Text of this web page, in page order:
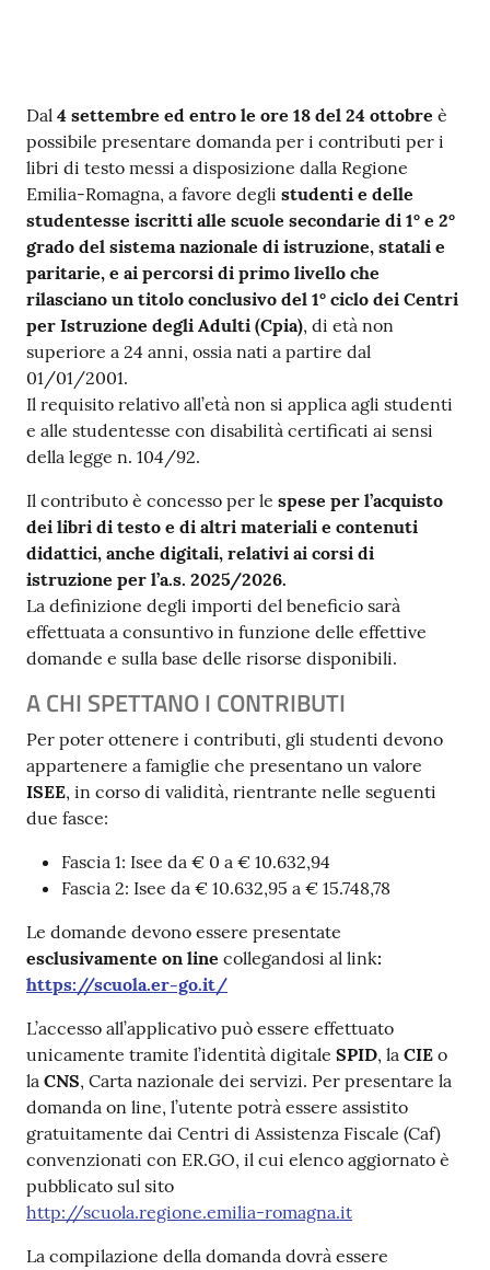
Contenuto
Dal 4 settembre ed entro le ore 18 del 24 ottobre è
possibile presentare domanda per i contributi per i
libri di testo messi a disposizione dalla Regione
Emilia-Romagna, a favore degli studenti e delle
studentesse iscritti alle scuole secondarie di 1° e 2°
grado del sistema nazionale di istruzione, statali e
paritarie, e ai percorsi di primo livello che
rilasciano un titolo conclusivo del 1° ciclo dei Centri
per Istruzione degli Adulti (Cpia), di età non
superiore a 24 anni, ossia nati a partire dal
01/01/2001.
Il requisito relativo all’età non si applica agli studenti
e alle studentesse con disabilità certificati ai sensi
della legge n. 104/92.
Il contributo è concesso per le spese per l’acquisto
dei libri di testo e di altri materiali e contenuti
didattici, anche digitali, relativi ai corsi di
istruzione per l’a.s. 2025/2026.
La definizione degli importi del beneficio sarà
effettuata a consuntivo in funzione delle effettive
domande e sulla base delle risorse disponibili.
A CHI SPETTANO I CONTRIBUTI
Per poter ottenere i contributi, gli studenti devono
appartenere a famiglie che presentano un valore
ISEE, in corso di validità, rientrante nelle seguenti
due fasce:
Fascia 1: Isee da € 0 a € 10.632,94
Fascia 2: Isee da € 10.632,95 a € 15.748,78
Le domande devono essere presentate
esclusivamente on line collegandosi al link:
https://scuola.er-go.it/
L’accesso all’applicativo può essere effettuato
unicamente tramite l’identità digitale SPID, la CIE o
la CNS, Carta nazionale dei servizi. Per presentare la
domanda on line, l’utente potrà essere assistito
gratuitamente dai Centri di Assistenza Fiscale (Caf)
convenzionati con ER.GO, il cui elenco aggiornato è
pubblicato sul sito
http://scuola.regione.emilia-romagna.it
La compilazione della domanda dovrà essere